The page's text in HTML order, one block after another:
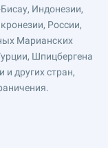
Индонезии,
России,
Марианских
Шпицбергена
других стран,